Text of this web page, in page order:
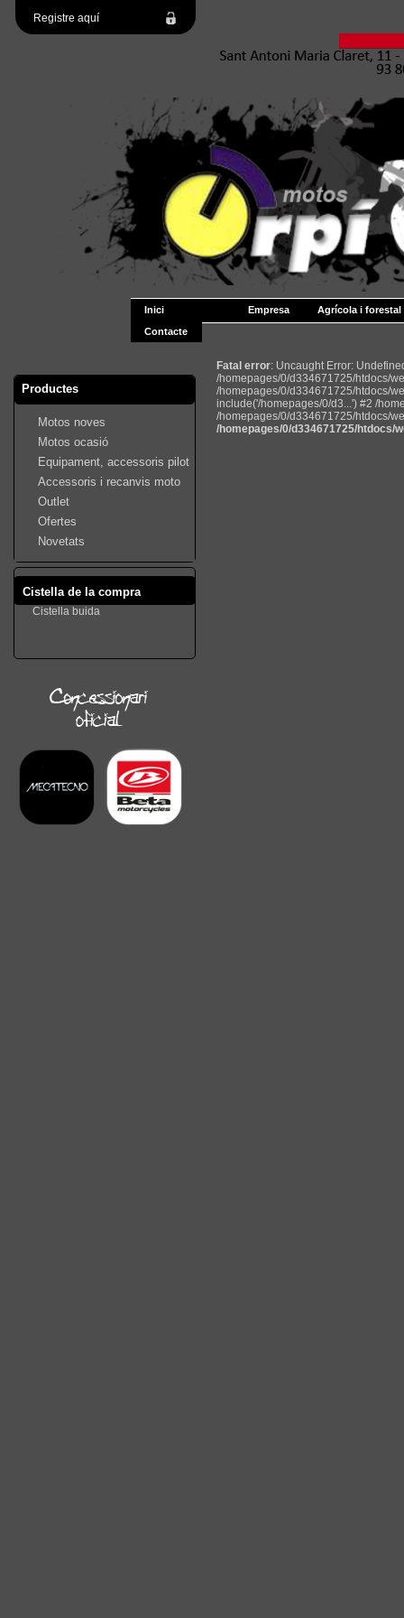
Registre aquí
Inici Empresa
Agrícola i forestal
Contacte
Productes
Motos noves
Motos ocasió
Equipament, accessoris pilot
Accessoris i recanvis moto
Outlet
Ofertes
Novetats
Cistella de la compra
Cistella buida
Fatal error: Uncaught Error:
/homepages/0/d334671725/htdocs/
/homepages/0/d334671725/htdocs/
include('/homepages/0/d3...') #2 /
/homepages/0/d334671725/htdocs/
/homepages/0/d334671725/htdocs/